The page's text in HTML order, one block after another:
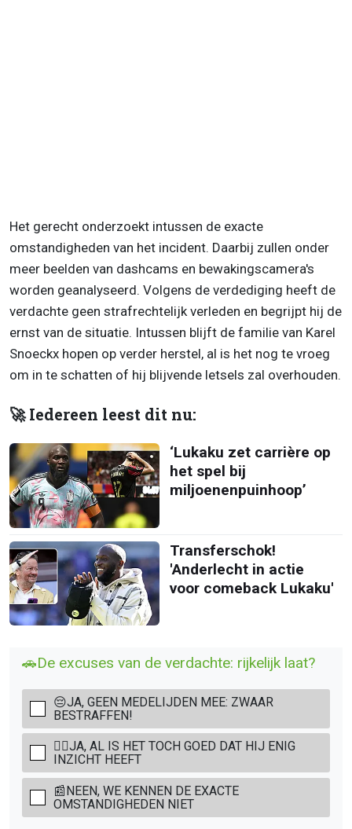
Het gerecht onderzoekt intussen de exacte
omstandigheden van het incident. Daarbij zullen onder
meer beelden van dashcams en bewakingscamera's
worden geanalyseerd. Volgens de verdediging heeft de
verdachte geen strafrechtelijk verleden en begrijpt hij de
ernst van de situatie. Intussen blijft de familie van Karel
Snoeckx hopen op verder herstel, al is het nog te vroeg
om in te schatten of hij blijvende letsels zal overhouden.
🚀 Iedereen leest dit nu:
‘Lukaku zet carrière op
het spel bij
miljoenenpuinhoop’
Transferschok!
'Anderlecht in actie
voor comeback Lukaku'
🚗De excuses van de verdachte: rijkelijk laat?
😔JA, GEEN MEDELIJDEN MEE: ZWAAR
BESTRAFFEN!
👨‍⚖️JA, AL IS HET TOCH GOED DAT HIJ ENIG
INZICHT HEEFT
📰NEEN, WE KENNEN DE EXACTE
OMSTANDIGHEDEN NIET